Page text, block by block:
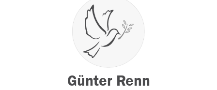
Günter Renn